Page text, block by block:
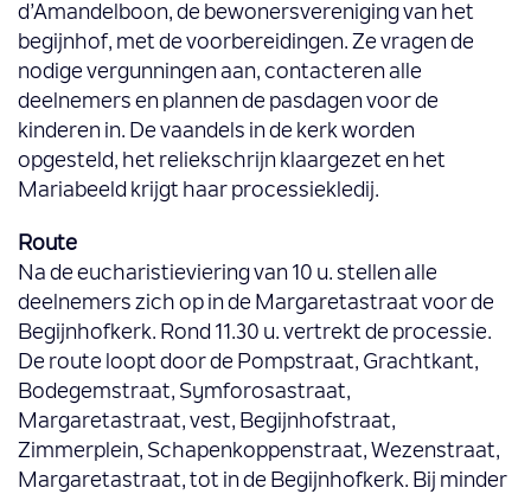
d’Amandelboon, de bewonersvereniging van het
begijnhof, met de voorbereidingen. Ze vragen de
nodige vergunningen aan, contacteren alle
deelnemers en plannen de pasdagen voor de
kinderen in. De vaandels in de kerk worden
opgesteld, het reliekschrijn klaargezet en het
Mariabeeld krijgt haar processiekledij.
Route
Na de eucharistieviering van 10 u. stellen alle
deelnemers zich op in de Margaretastraat voor de
Begijnhofkerk. Rond 11.30 u. vertrekt de processie.
De route loopt door de Pompstraat, Grachtkant,
Bodegemstraat, Symforosastraat,
Margaretastraat, vest, Begijnhofstraat,
Zimmerplein, Schapenkoppenstraat, Wezenstraat,
Margaretastraat, tot in de Begijnhofkerk. Bij minder